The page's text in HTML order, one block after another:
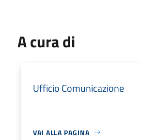
A cura di
Ufficio Comunicazione
VAI ALLA PAGINA